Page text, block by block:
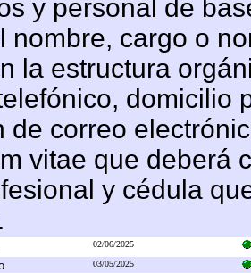
y personal de
nombre, cargo o
la estructura
domicilio
de correo
vitae que deberá
y cédula
02/06/2025
03/05/2025